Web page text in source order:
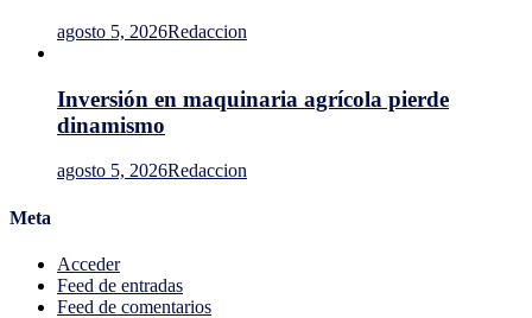
agosto 5, 2026Redaccion
Inversión en maquinaria agrícola pierde
dinamismo
agosto 5, 2026Redaccion
Meta
Acceder
Feed de entradas
Feed de comentarios